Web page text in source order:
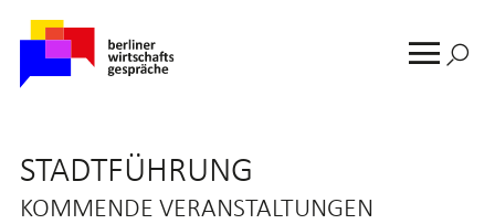
Suchen
STADTFÜHRUNG
KOMMENDE VERANSTALTUNGEN